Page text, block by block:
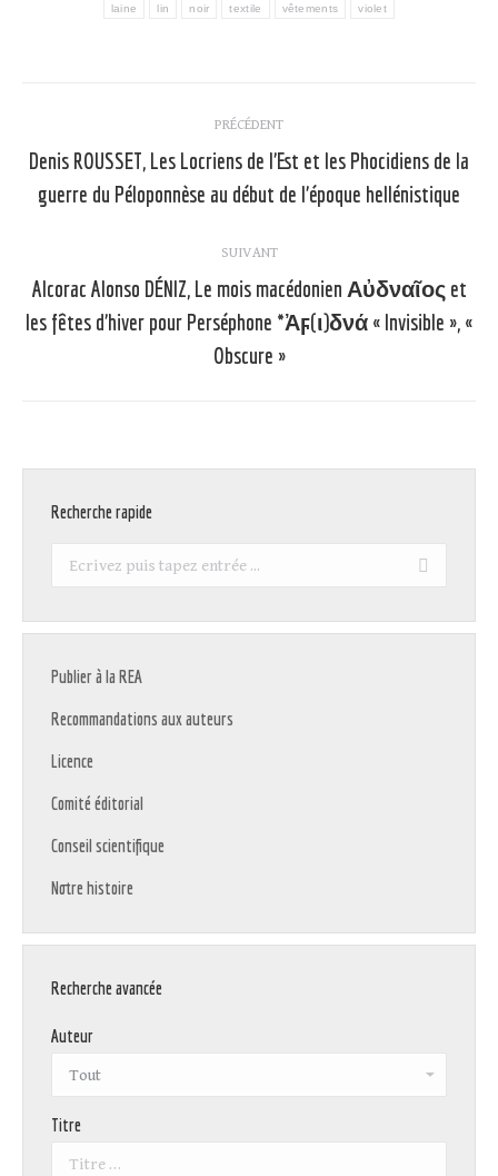
laine lin noir textile vêtements violet
article
PRÉCÉDENT
Article
précédent
Denis ROUSSET, Les Locriens de l’Est et les Phocidiens de la
guerre du Péloponnèse au début de l’époque hellénistique
SUIVANT
Article
suivant
Alcorac Alonso DÉNIZ, Le mois macédonien Αὐδναῖος et
les fêtes d’hiver pour Perséphone *Ἀϝ(ι)δνά « Invisible », «
Obscure »
Recherche rapide
Recherche
Publier à la REA
Recommandations aux auteurs
Licence
Comité éditorial
Conseil scientifique
Notre histoire
Recherche avancée
Auteur
Titre